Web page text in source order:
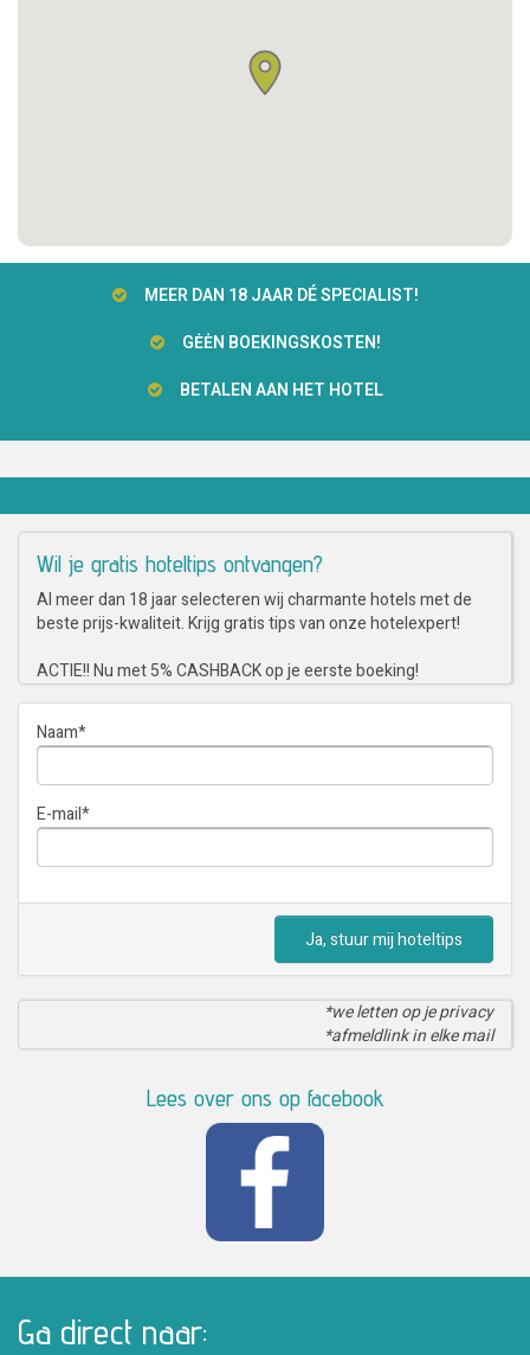
MEER DAN 18 JAAR DÉ SPECIALIST!
GĖĖN BOEKINGSKOSTEN!
BETALEN AAN HET HOTEL
Wil je gratis hoteltips ontvangen?
Al meer dan 18 jaar selecteren wij charmante hotels met de
beste prijs-kwaliteit. Krijg gratis tips van onze hotelexpert!
ACTIE!! Nu met 5% CASHBACK op je eerste boeking!
Naam*
E-mail*
Ja, stuur mij hoteltips
*we letten op je privacy
*afmeldlink in elke mail
Lees over ons op facebook
Ga direct naar: